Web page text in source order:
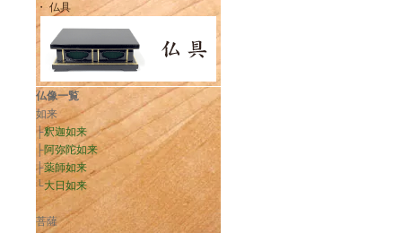
・ 仏具
仏像一覧
如来
├釈迦如来
├阿弥陀如来
├薬師如来
└大日如来
菩薩